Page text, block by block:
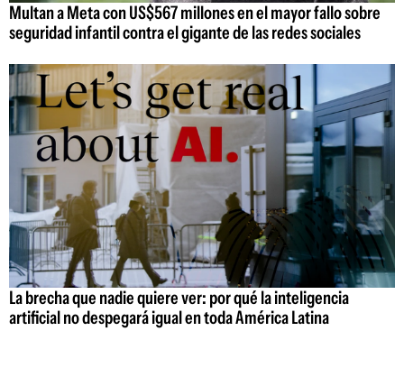
Multan a Meta con US$567 millones en el mayor fallo sobre
seguridad infantil contra el gigante de las redes sociales
La brecha que nadie quiere ver: por qué la inteligencia
artificial no despegará igual en toda América Latina